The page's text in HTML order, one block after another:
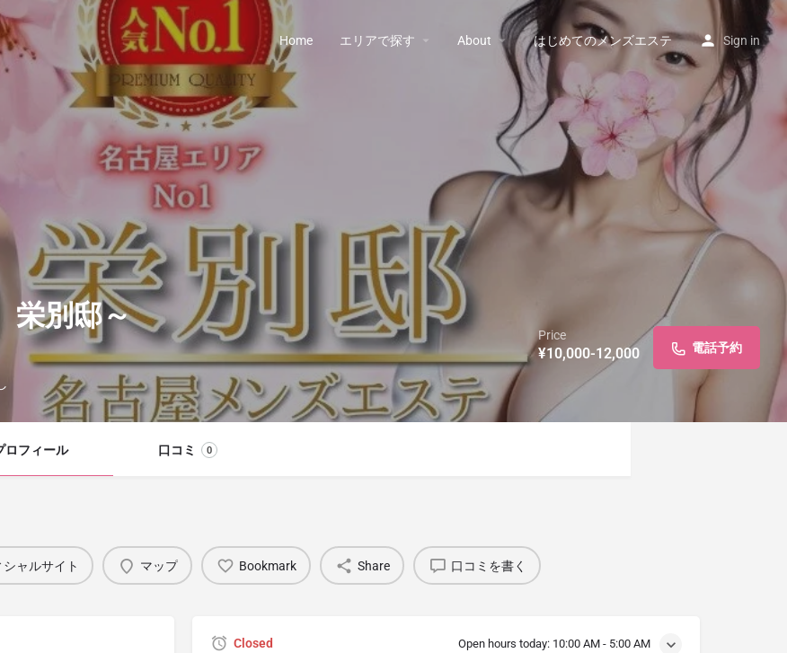
Home エリアで探す About はじめてのメンズエステ Sign in
栄別邸～
Price
¥10,000-12,000 電話予約
ロフィール 口コミ 0
シャルサイト マップ Bookmark Share 口コミを書く
Closed Open hours today: 10:00 AM - 5:00 AM